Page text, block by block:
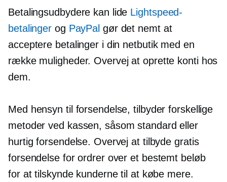
Betalingsudbydere kan lide Lightspeed-
betalinger og PayPal gør det nemt at
acceptere betalinger i din netbutik med en
række muligheder. Overvej at oprette konti hos
dem.
Med hensyn til forsendelse, tilbyder forskellige
metoder ved kassen, såsom standard eller
hurtig forsendelse. Overvej at tilbyde gratis
forsendelse for ordrer over et bestemt beløb
for at tilskynde kunderne til at købe mere.